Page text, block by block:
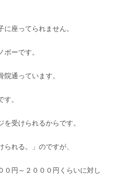
座ってられません。
ーです。
通っています。
。
受けられるからです。
られる。」のですが、
０円～２０００円くらいに対し